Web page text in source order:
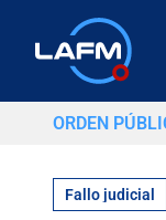
ORDEN
Fallo judicial